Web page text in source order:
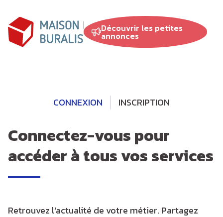
contenu
principal Découvrir les petites
annonces
CONNEXION INSCRIPTION
Connectez-vous pour
accéder à tous vos services
Retrouvez l'actualité de votre métier. Partagez